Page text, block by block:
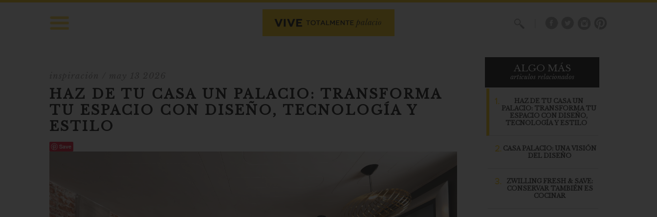
HAZ DE TU CASA UN PALACIO: TRANSFORMA
TU ESPACIO CON DISEÑO, TECNOLOGÍA Y
ESTILO
Save
ALGO MÁS
articulos relacionados
1.
HAZ DE TU CASA UN
PALACIO: TRANSFORMA TU
ESPACIO CON DISEÑO,
TECNOLOGÍA Y ESTILO
2. CASA PALACIO: UNA VISIÓN
DEL DISEÑO
3.
ZWILLING FRESH & SAVE:
CONSERVAR TAMBIÉN ES
COCINAR